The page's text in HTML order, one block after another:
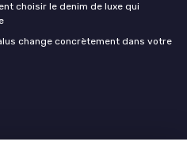
choisir le denim de luxe qui
change concrètement dans votre